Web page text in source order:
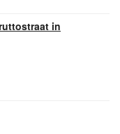
in